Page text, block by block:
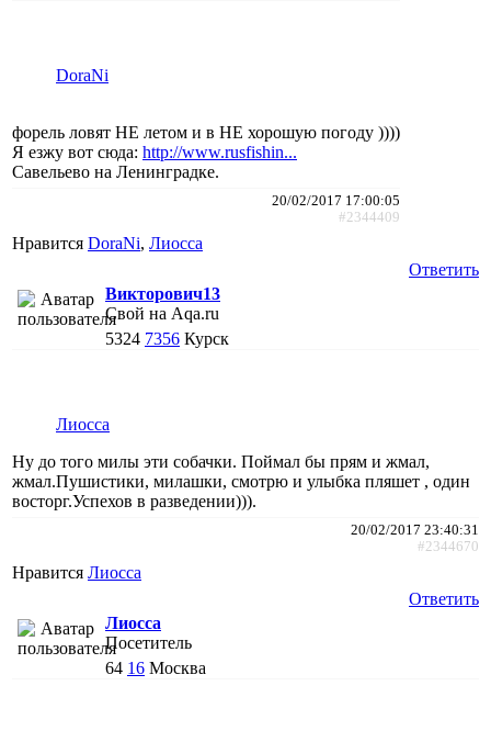
DoraNi
форель ловят НЕ летом и в НЕ хорошую погоду ))))
Я езжу вот сюда: http://www.rusfishin...
Савельево на Ленинградке.
20/02/2017 17:00:05
#2344409
Нравится DoraNi, Лиосса
Ответить
Викторович13
Свой на Aqa.ru
5324 7356 Курск
Лиосса
Ну до того милы эти собачки. Поймал бы прям и жмал,
жмал.Пушистики, милашки, смотрю и улыбка пляшет , один
восторг.Успехов в разведении))).
20/02/2017 23:40:31
#2344670
Нравится Лиосса
Ответить
Лиосса
Посетитель
64 16 Москва